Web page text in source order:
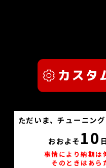
ただいま、チューニン
おおよそ 10
事情により納期は
そのときはあら